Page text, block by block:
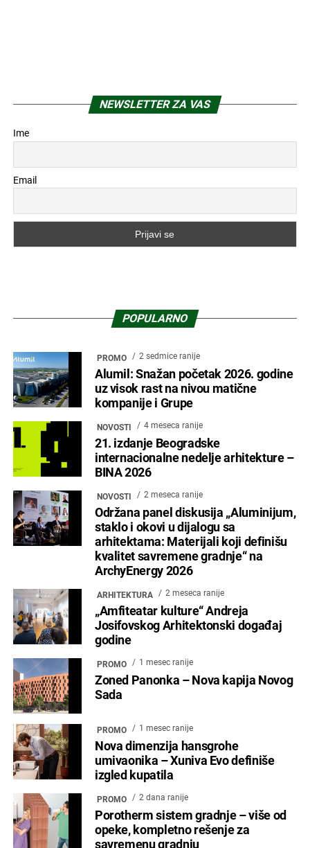
NEWSLETTER ZA VAS
Ime
Email
POPULARNO
PROMO 2 sedmice ranije
Alumil: Snažan početak 2026. godine
uz visok rast na nivou matične
kompanije i Grupe
NOVOSTI 4 meseca ranije
21. izdanje Beogradske
internacionalne nedelje arhitekture –
BINA 2026
NOVOSTI 2 meseca ranije
Održana panel diskusija „Aluminijum,
staklo i okovi u dijalogu sa
arhitektama: Materijali koji definišu
kvalitet savremene gradnje“ na
ArchyEnergy 2026
ARHITEKTURA 2 meseca ranije
„Amfiteatar kulture“ Andreja
Josifovskog Arhitektonski događaj
godine
PROMO 1 mesec ranije
Zoned Panonka – Nova kapija Novog
Sada
PROMO 1 mesec ranije
Nova dimenzija hansgrohe
umivaonika – Xuniva Evo definiše
izgled kupatila
PROMO 2 dana ranije
Porotherm sistem gradnje – više od
opeke, kompletno rešenje za
savremenu gradnju